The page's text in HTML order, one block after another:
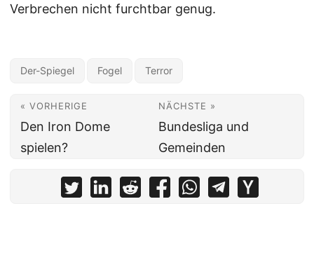
Verbrechen nicht furchtbar genug.
Der-Spiegel Fogel Terror
« VORHERIGE
Den Iron Dome
spielen?
NÄCHSTE »
Bundesliga und
Gemeinden